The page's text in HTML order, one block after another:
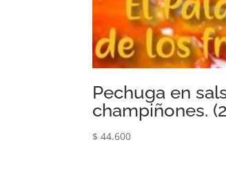
Pechuga en
champiñones.
$ 44.600